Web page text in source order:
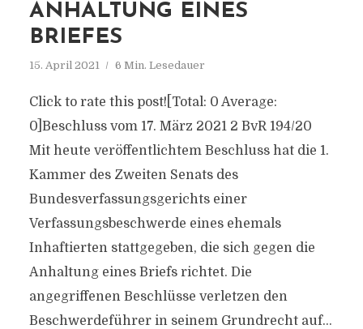
ANHALTUNG EINES
BRIEFES
15. April 2021 6 Min. Lesedauer
Click to rate this post![Total: 0 Average:
0]Beschluss vom 17. März 2021 2 BvR 194/20
Mit heute veröffentlichtem Beschluss hat die 1.
Kammer des Zweiten Senats des
Bundesverfassungsgerichts einer
Verfassungsbeschwerde eines ehemals
Inhaftierten stattgegeben, die sich gegen die
Anhaltung eines Briefs richtet. Die
angegriffenen Beschlüsse verletzen den
Beschwerdeführer in seinem Grundrecht auf...